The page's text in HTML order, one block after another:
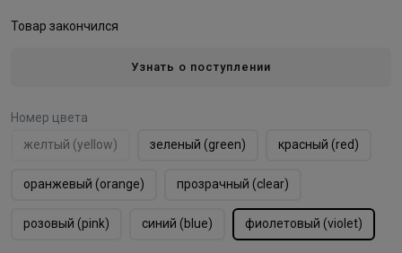
Товар закончился
Узнать о поступлении
Номер цвета
желтый (yellow)
зеленый (green) красный (red)
оранжевый (orange) прозрачный (clear)
розовый (pink) синий (blue) фиолетовый (violet)